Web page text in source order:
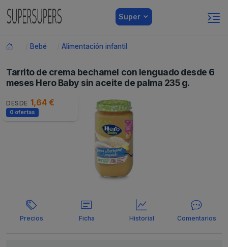
Super
Bebé Alimentación infantil
Tarrito de crema bechamel con lenguado desde 6
meses Hero Baby sin aceite de palma 235 g.
DESDE 1,64 €
0 ofertas
Precios Ficha Historial Comentarios